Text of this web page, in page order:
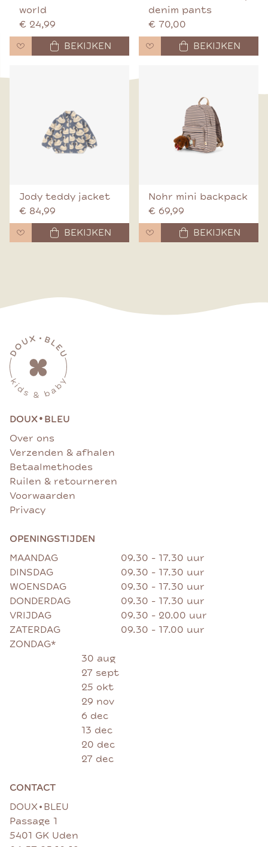
world
€ 24,99
BEKIJKEN
denim pants
€ 70,00
BEKIJKEN
Jody teddy jacket
€ 84,99
BEKIJKEN
Nohr mini backpack
€ 69,99
BEKIJKEN
DOUX• BLEU
Over ons
Verzenden & afhalen
Betaalmethodes
Ruilen & retourneren
Voorwaarden
Privacy
OPENINGSTIJDEN
MAANDAG
09.30 - 17.30 uur
DINSDAG
09.30 - 17.30 uur
WOENSDAG
09.30 - 17.30 uur
DONDERDAG
09.30 - 17.30 uur
VRIJDAG
09.30 - 20.00 uur
ZATERDAG
09.30 - 17.00 uur
ZONDAG*
30 aug
27 sept
25 okt
29 nov
6 dec
13 dec
20 dec
27 dec
CONTACT
DOUX • BLEU
Passage 1
5401 GK Uden